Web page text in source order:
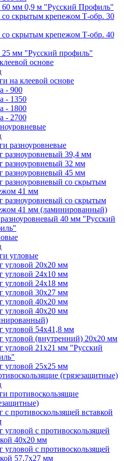
мм 0,9 м "Русский Профиль"
скрытым крепежом Т-обр. 30
скрытым крепежом Т-обр. 40
мм "Русский профиль"
основе
на клеевой основе
- 900
- 1350
- 1800
- 2700
разноуровневые
разноуровневый 39,4 мм
разноуровневый 32 мм
разноуровневый 45 мм
разноуровневый со скрытым
41 мм
разноуровневый со скрытым
41 мм (ламинированный)
40 мм "Русский
угловые
угловой 20х20 мм
угловой 24х10 мм
угловой 24х18 мм
угловой 30х27 мм
угловой 40х20 мм
угловой 40х20 мм
угловой 54х41,8 мм
угловой (внутренний) 20х20 мм
угловой 21х21 мм "Русский
угловой 25х25 мм
(грязезащитные)
противоскользящие
с противоскользящей вставкой
угловой с противоскользящей
40х20 мм
угловой с противоскользящей
57,7х27 мм